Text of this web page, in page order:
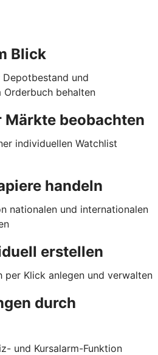
Blick
und
Orderbuch behalten
beobachten
individuellen Watchlist
handeln
nationalen und internationalen
erstellen
per Klick anlegen und verwalten
durch
und Kursalarm-Funktion